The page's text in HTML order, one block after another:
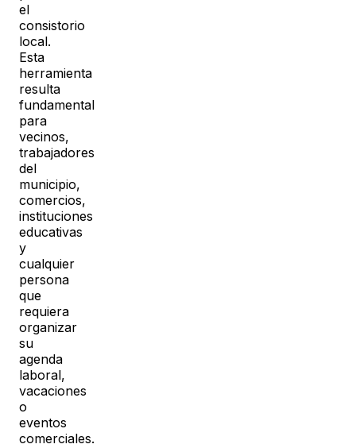
el
consistorio
local.
Esta
herramienta
resulta
fundamental
para
vecinos,
trabajadores
del
municipio,
comercios,
instituciones
educativas
y
cualquier
persona
que
requiera
organizar
su
agenda
laboral,
vacaciones
o
eventos
comerciales.